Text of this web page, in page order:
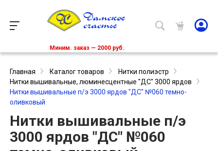
Миним. заказ — 2000 руб.
Главная Каталог товаров
Нитки полиэстр
Нитки вышивальные, люминесцентные "ДС" 3000 ярдов
Нитки вышивальные п/э 3000 ярдов "ДС" №060 темно-
оливковый
Нитки вышивальные п/э
3000 ярдов "ДС" №060